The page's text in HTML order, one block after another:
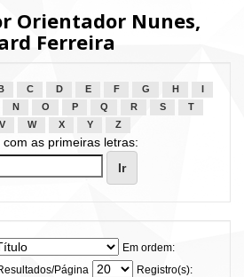
Orientador Nunes,
Ferreira
B C D E F G H
N O P Q R S
T
V W X Y Z
as primeiras letras:
Em ordem:
Página
Registro(s):